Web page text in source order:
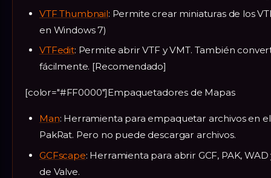
VTF Thumbnail: Permite crear miniaturas de los
en Windows 7)
VTFedit: Permite abrir VTF y VMT. También
fácilmente. [Recomendado]
[color="#FF0000"]Empaquetadores de Mapas
Man: Herramienta para empaquetar archivos en
PakRat. Pero no puede descargar archivos.
GCFscape: Herramienta para abrir GCF, PAK,
de Valve.